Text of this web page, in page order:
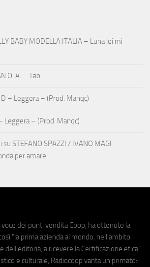
BABY MODELLA ITALIA – Luna lei mi
O. A. – Tao
– Leggera – (Prod. Manqc)
Leggera – (Prod. Manqc)
su STEFANO SPAZZI / IVANO MAGI
per amare
voce dei punti vendita Coop, ha ottenuto la
"la prima azienda al mondo, nell'ambito
dell'editoria, a ricevere la Certificazione etica".
e culturale, Radiocoop vanta un primato: